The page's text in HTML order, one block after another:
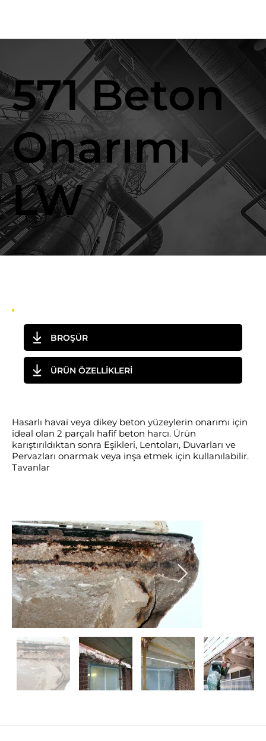
571 Beton
Onarımı
LW
BROŞÜR
ÜRÜN ÖZELLİKLERİ
Hasarlı havai veya dikey beton yüzeylerin onarımı için
ideal olan 2 parçalı hafif beton harcı. Ürün
karıştırıldıktan sonra Eşikleri, Lentoları, Duvarları ve
Pervazları onarmak veya inşa etmek için kullanılabilir.
Tavanlar